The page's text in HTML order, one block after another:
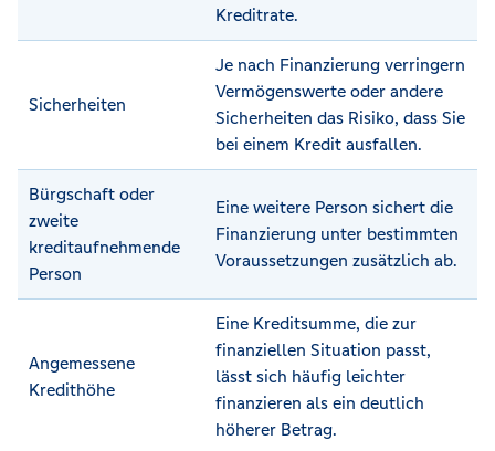
Kreditrate.
Sicherheiten
Je nach Finanzierung verringern
Vermögenswerte oder andere
Sicherheiten das Risiko, dass Sie
bei einem Kredit ausfallen.
Bürgschaft oder
zweite
kreditaufnehmende
Person
Eine weitere Person sichert die
Finanzierung unter bestimmten
Voraussetzungen zusätzlich ab.
Angemessene
Kredithöhe
Eine Kreditsumme, die zur
finanziellen Situation passt,
lässt sich häufig leichter
finanzieren als ein deutlich
höherer Betrag.